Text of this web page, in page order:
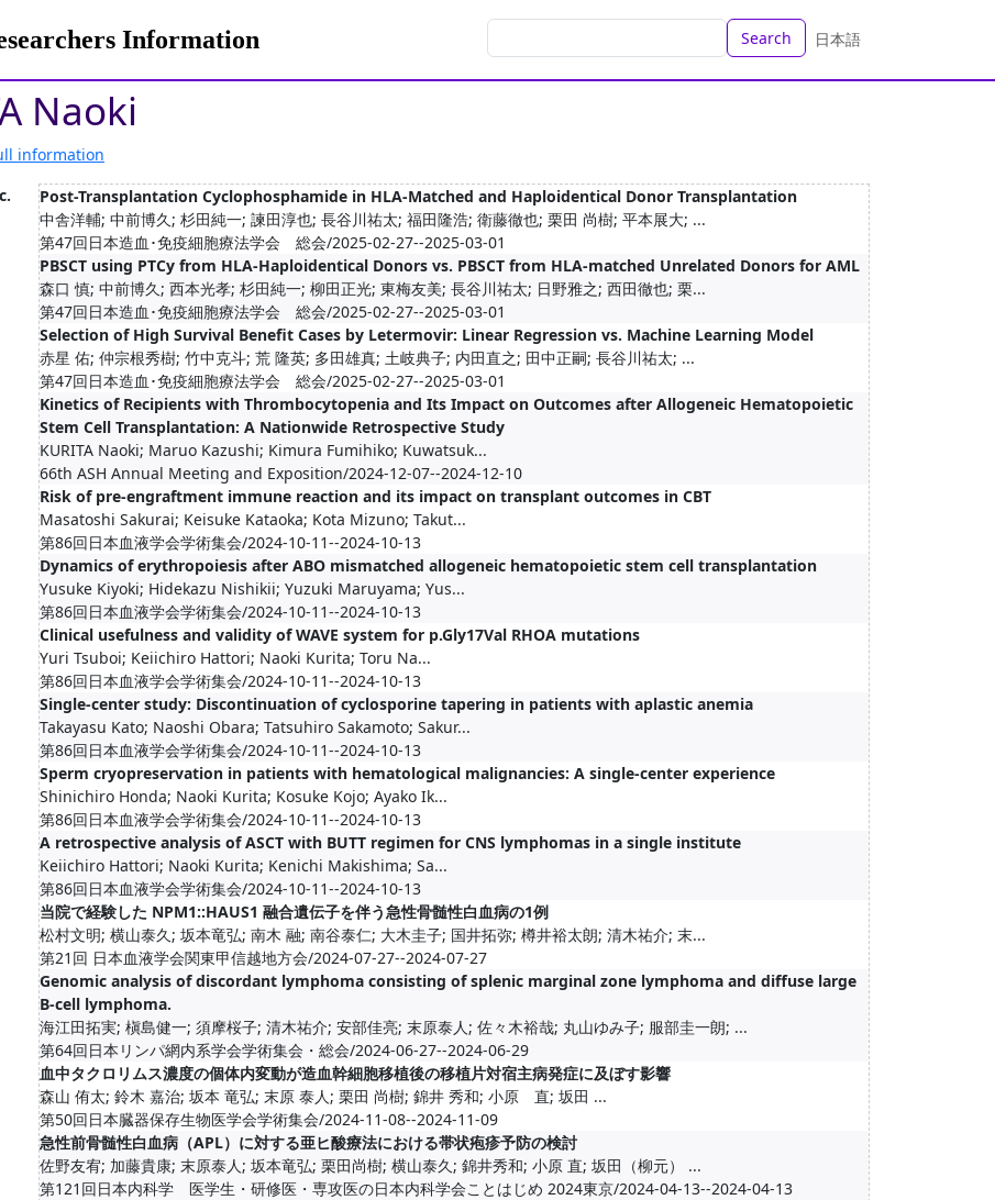
Information Search 日本語
Naoki
information
Post-Transplantation Cyclophosphamide in HLA-Matched and Haploidentical Donor Transplantation
中舎洋輔; 中前博久; 杉田純一; 諫田淳也; 長谷川祐太; 福田隆浩; 衛藤徹也; 栗田 尚樹; 平本展大; ...
第47回日本造血･免疫細胞療法学会 総会/2025-02-27--2025-03-01
PBSCT using PTCy from HLA-Haploidentical Donors vs. PBSCT from HLA-matched Unrelated Donors for AML
森口 慎; 中前博久; 西本光孝; 杉田純一; 柳田正光; 東梅友美; 長谷川祐太; 日野雅之; 西田徹也; 栗...
第47回日本造血･免疫細胞療法学会 総会/2025-02-27--2025-03-01
Selection of High Survival Benefit Cases by Letermovir: Linear Regression vs. Machine Learning Model
赤星 佑; 仲宗根秀樹; 竹中克斗; 荒 隆英; 多田雄真; 土岐典子; 内田直之; 田中正嗣; 長谷川祐太; ...
第47回日本造血･免疫細胞療法学会 総会/2025-02-27--2025-03-01
Kinetics of Recipients with Thrombocytopenia and Its Impact on Outcomes after Allogeneic Hematopoietic
Stem Cell Transplantation: A Nationwide Retrospective Study
KURITA Naoki; Maruo Kazushi; Kimura Fumihiko; Kuwatsuk...
66th ASH Annual Meeting and Exposition/2024-12-07--2024-12-10
Risk of pre-engraftment immune reaction and its impact on transplant outcomes in CBT
Masatoshi Sakurai; Keisuke Kataoka; Kota Mizuno; Takut...
第86回日本血液学会学術集会/2024-10-11--2024-10-13
Dynamics of erythropoiesis after ABO mismatched allogeneic hematopoietic stem cell transplantation
Yusuke Kiyoki; Hidekazu Nishikii; Yuzuki Maruyama; Yus...
第86回日本血液学会学術集会/2024-10-11--2024-10-13
Clinical usefulness and validity of WAVE system for p.Gly17Val RHOA mutations
Yuri Tsuboi; Keiichiro Hattori; Naoki Kurita; Toru Na...
第86回日本血液学会学術集会/2024-10-11--2024-10-13
Single-center study: Discontinuation of cyclosporine tapering in patients with aplastic anemia
Takayasu Kato; Naoshi Obara; Tatsuhiro Sakamoto; Sakur...
第86回日本血液学会学術集会/2024-10-11--2024-10-13
Sperm cryopreservation in patients with hematological malignancies: A single-center experience
Shinichiro Honda; Naoki Kurita; Kosuke Kojo; Ayako Ik...
第86回日本血液学会学術集会/2024-10-11--2024-10-13
A retrospective analysis of ASCT with BUTT regimen for CNS lymphomas in a single institute
Keiichiro Hattori; Naoki Kurita; Kenichi Makishima; Sa...
第86回日本血液学会学術集会/2024-10-11--2024-10-13
当院で経験した NPM1::HAUS1 融合遺伝子を伴う急性骨髄性白血病の1例
松村文明; 横山泰久; 坂本竜弘; 南木 融; 南谷泰仁; 大木圭子; 国井拓弥; 樽井裕太朗; 清木祐介; 末...
第21回 日本血液学会関東甲信越地方会/2024-07-27--2024-07-27
Genomic analysis of discordant lymphoma consisting of splenic marginal zone lymphoma and diffuse large
B-cell lymphoma.
海江田拓実; 槇島健一; 須摩桜子; 清木祐介; 安部佳亮; 末原泰人; 佐々木裕哉; 丸山ゆみ子; 服部圭一朗; ...
第64回日本リンパ網内系学会学術集会・総会/2024-06-27--2024-06-29
血中タクロリムス濃度の個体内変動が造血幹細胞移植後の移植片対宿主病発症に及ぼす影響
森山 侑太; 鈴木 嘉治; 坂本 竜弘; 末原 泰人; 栗田 尚樹; 錦井 秀和; 小原 直; 坂田 ...
第50回日本臓器保存生物医学会学術集会/2024-11-08--2024-11-09
急性前骨髄性白血病（APL）に対する亜ヒ酸療法における帯状疱疹予防の検討
佐野友宥; 加藤貴康; 末原泰人; 坂本竜弘; 栗田尚樹; 横山泰久; 錦井秀和; 小原 直; 坂田（柳元） ...
第121回日本内科学 医学生・研修医・専攻医の日本内科学会ことはじめ 2024東京/2024-04-13--2024-04-13